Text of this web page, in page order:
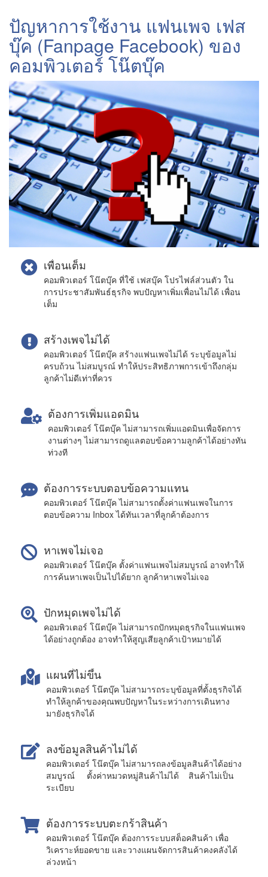
ปัญหาการใช้งาน แฟนเพจ เฟส
บุ๊ค (Fanpage Facebook) ของ
คอมพิวเตอร์ โน๊ตบุ๊ค
เพื่อนเต็ม
คอมพิวเตอร์ โน๊ตบุ๊ค ที่ใช้ เฟสบุ๊ค โปรไฟล์ส่วนตัว ใน
การประชาสัมพันธ์ธุรกิจ พบปัญหาเพิ่มเพื่อนไม่ได้ เพื่อน
เต็ม
สร้างเพจไม่ได้
คอมพิวเตอร์ โน๊ตบุ๊ค สร้างแฟนเพจไม่ได้ ระบุข้อมูลไม่
ครบถ้วน ไม่สมบูรณ์ ทำให้ประสิทธิภาพการเข้าถึงกลุ่ม
ลูกค้าไม่ดีเท่าที่ควร
ต้องการเพิ่มแอดมิน
คอมพิวเตอร์ โน๊ตบุ๊ค ไม่สามารถเพิ่มแอดมินเพื่อจัดการ
งานต่างๆ ไม่สามารถดูแลตอบข้อความลูกค้าได้อย่างทัน
ท่วงที
ต้องการระบบตอบข้อความแทน
คอมพิวเตอร์ โน๊ตบุ๊ค ไม่สามารถตั้งค่าแฟนเพจในการ
ตอบข้อความ Inbox ได้ทันเวลาที่ลูกค้าต้องการ
หาเพจไม่เจอ
คอมพิวเตอร์ โน๊ตบุ๊ค ตั้งค่าแฟนเพจไม่สมบูรณ์ อาจทำให้
การค้นหาเพจเป็นไปได้ยาก ลูกค้าหาเพจไม่เจอ
ปักหมุดเพจไม่ได้
คอมพิวเตอร์ โน๊ตบุ๊ค ไม่สามารถปักหมุดธุรกิจในแฟนเพจ
ได้อย่างถูกต้อง อาจทำให้สูญเสียลูกค้าเป้าหมายได้
แผนที่ไม่ขึ้น
คอมพิวเตอร์ โน๊ตบุ๊ค ไม่สามารถระบุข้อมูลที่ตั้งธุรกิจได้
ทำให้ลูกค้าของคุณพบปัญหาในระหว่างการเดินทาง
มายังธุรกิจได้
ลงข้อมูลสินค้าไม่ได้
คอมพิวเตอร์ โน๊ตบุ๊ค ไม่สามารถลงข้อมูลสินค้าได้อย่าง
สมบูรณ์ ตั้งค่าหมวดหมู่สินค้าไม่ได้ สินค้าไม่เป็น
ระเบียบ
ต้องการระบบตะกร้าสินค้า
คอมพิวเตอร์ โน๊ตบุ๊ค ต้องการระบบสต็อคสินค้า เพื่อ
วิเคราะห์ยอดขาย และวางแผนจัดการสินค้าคงคลังได้
ล่วงหน้า